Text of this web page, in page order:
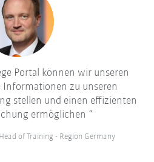
Portal können wir unseren
Informationen zu unseren
stellen und einen effizienten
ermöglichen
of Training - Region Germany